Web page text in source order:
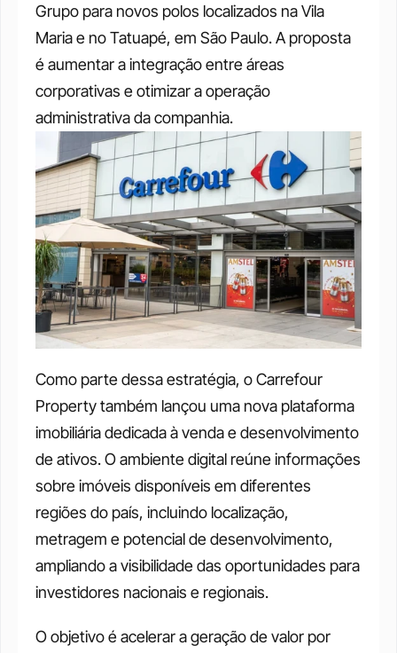
Grupo para novos polos localizados na Vila
Maria e no Tatuapé, em São Paulo. A proposta
é aumentar a integração entre áreas
corporativas e otimizar a operação
administrativa da companhia.
Como parte dessa estratégia, o Carrefour
Property também lançou uma nova plataforma
imobiliária dedicada à venda e desenvolvimento
de ativos. O ambiente digital reúne informações
sobre imóveis disponíveis em diferentes
regiões do país, incluindo localização,
metragem e potencial de desenvolvimento,
ampliando a visibilidade das oportunidades para
investidores nacionais e regionais.
O objetivo é acelerar a geração de valor por